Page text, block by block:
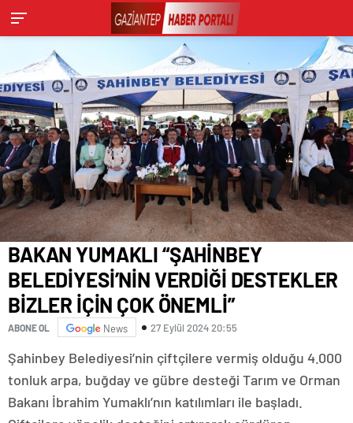
BAKAN YUMAKLI “ŞAHİNBEY
BELEDİYESİ’NİN VERDİĞİ DESTEKLER
BİZLER İÇİN ÇOK ÖNEMLİ”
ABONE OL News 27 Eylül 2024 20:55
Şahinbey Belediyesi’nin çiftçilere vermiş olduğu 4.000
tonluk arpa, buğday ve gübre desteği Tarım ve Orman
Bakanı İbrahim Yumaklı’nın katılımları ile başladı.